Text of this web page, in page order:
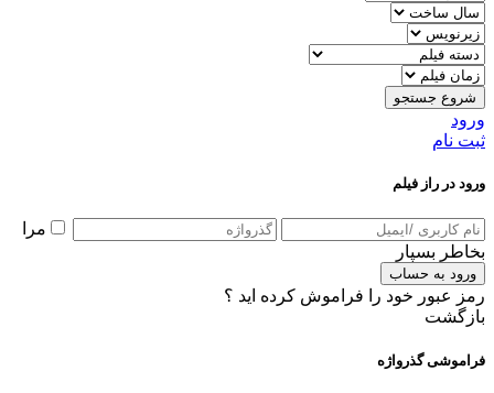
شروع جستجو
ورود
ثبت نام
ورود در راز فیلم
مرا
بخاطر بسپار
ورود به حساب
رمز عبور خود را فراموش کرده اید ؟
بازگشت
فراموشی گذرواژه